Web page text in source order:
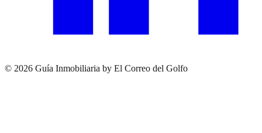
© 2026 Guía Inmobiliaria by El Correo del Golfo